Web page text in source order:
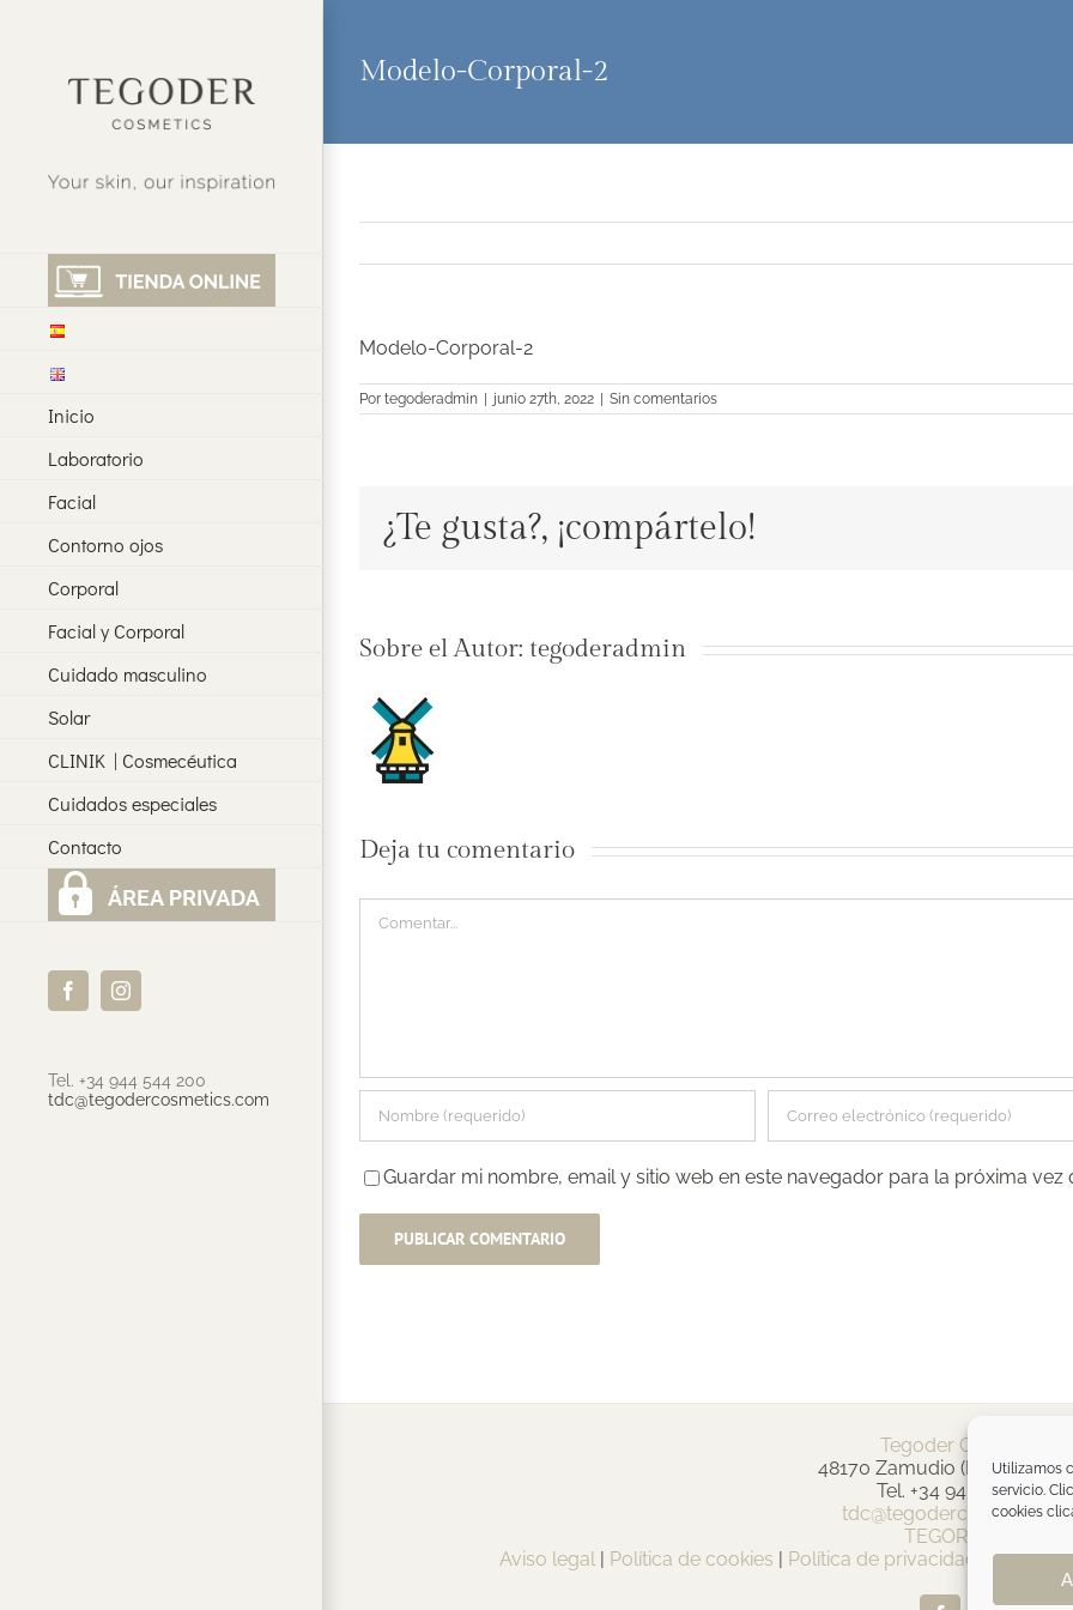
Utilizamos
servicio.
cookies
Inicio
Laboratorio
Facial
Contorno ojos
Corporal
Facial y Corporal
Cuidado masculino
Solar
CLINIK | Cosmecéutica
Cuidados especiales
Contacto
FacebookInstagram
Tel. +34 944 544 200
tdc@tegodercosmetics.com
Modelo-Corporal-2
Modelo-Corporal-2
Por tegoderadmin junio 27th, 2022 Sin comentarios
¿Te gusta?, ¡compártelo!
Sobre el Autor: tegoderadmin
Deja tu comentario
Guardar mi nombre, email y sitio web en este navegador para la próxima vez
Tegoder Cosmetics
48170 Zamudio (Bizkaia) -
Tel. +34 94 454 42 00
TEGOR Group
Aviso legal
Política de cookies Política de privacidad Política